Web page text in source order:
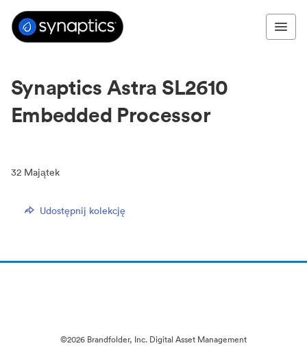
Synaptics Astra SL2610
Embedded Processor
32 Majątek
Udostępnij kolekcję
©2026 Brandfolder, Inc. Digital Asset Management